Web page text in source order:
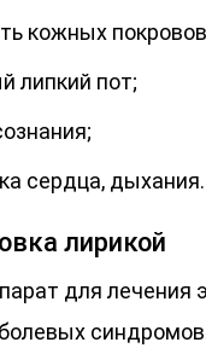
кожных
липкий пот;
сердца, дыхания.
лирикой
для лечения